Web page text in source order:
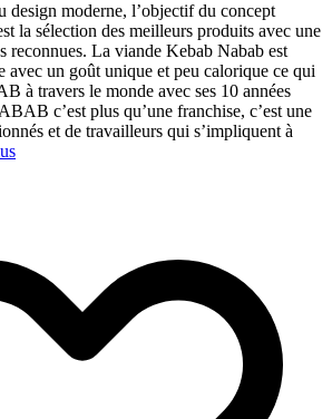
design moderne, l’objectif du concept
la sélection des meilleurs produits avec une
reconnues. La viande Kebab Nabab est
avec un goût unique et peu calorique ce qui
à travers le monde avec ses 10 années
c’est plus qu’une franchise, c’est une
et de travailleurs qui s’impliquent à